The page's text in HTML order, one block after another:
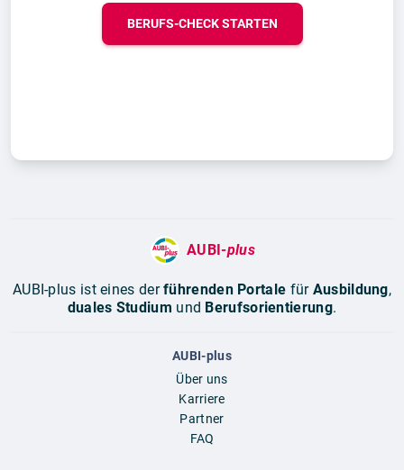
BERUFS-CHECK STARTEN
AUBI-plus
AUBI-plus ist eines derführenden Portale für Ausbildung,
duales Studium und Berufsorientierung.
AUBI-plus
Über uns
Karriere
Partner
FAQ